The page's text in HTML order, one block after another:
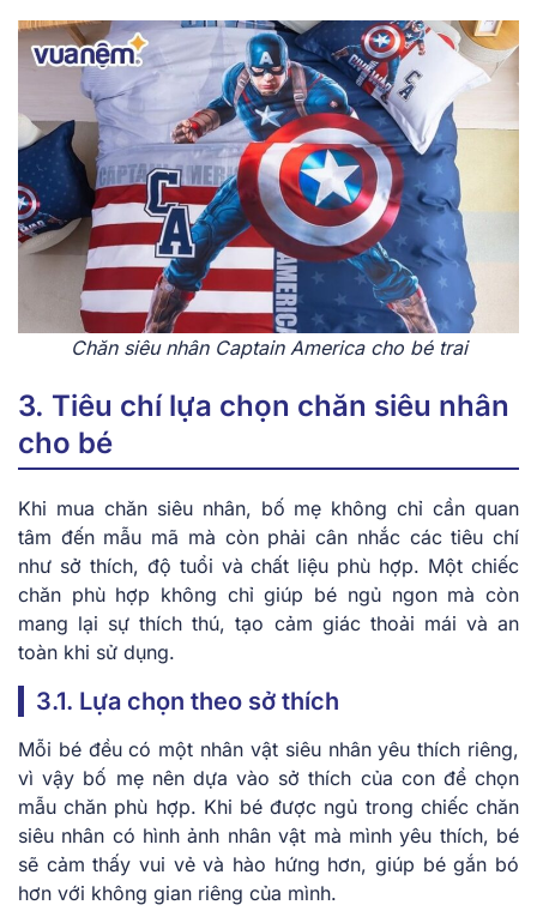
Chăn siêu nhân Captain America cho bé trai
3. Tiêu chí lựa chọn chăn siêu nhân
cho bé
Khi mua chăn siêu nhân, bố mẹ không chỉ cần quan
tâm đến mẫu mã mà còn phải cân nhắc các tiêu chí
như sở thích, độ tuổi và chất liệu phù hợp. Một chiếc
chăn phù hợp không chỉ giúp bé ngủ ngon mà còn
mang lại sự thích thú, tạo cảm giác thoải mái và an
toàn khi sử dụng.
3.1. Lựa chọn theo sở thích
Mỗi bé đều có một nhân vật siêu nhân yêu thích riêng,
vì vậy bố mẹ nên dựa vào sở thích của con để chọn
mẫu chăn phù hợp. Khi bé được ngủ trong chiếc chăn
siêu nhân có hình ảnh nhân vật mà mình yêu thích, bé
sẽ cảm thấy vui vẻ và hào hứng hơn, giúp bé gắn bó
hơn với không gian riêng của mình.